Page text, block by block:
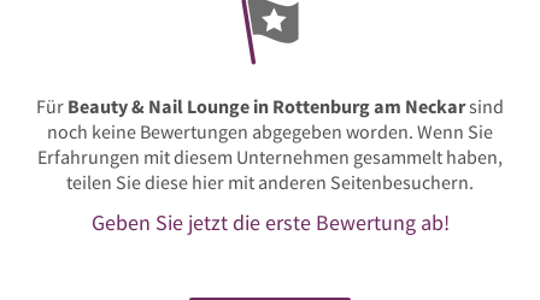
Für Beauty & Nail Lounge in Rottenburg am Neckarsind
noch keine Bewertungen abgegeben worden. Wenn Sie
Erfahrungen mit diesem Unternehmen gesammelt haben,
teilen Sie diese hier mit anderen Seitenbesuchern.
Geben Sie jetzt die erste Bewertung ab!